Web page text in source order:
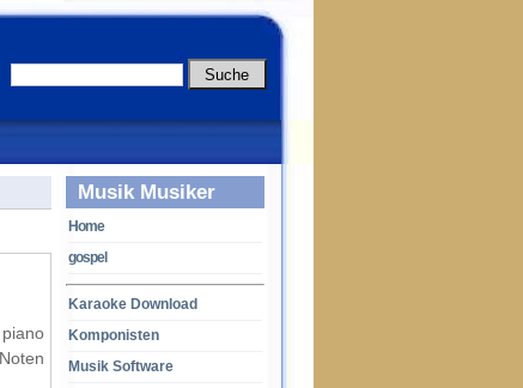
Musik Musiker
Home
gospel
Karaoke Download
Komponisten
Musik Software